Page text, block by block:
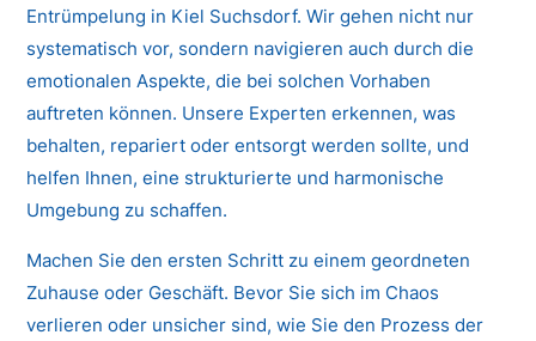
Entrümpelung in Kiel Suchsdorf. Wir gehen nicht nur
systematisch vor, sondern navigieren auch durch die
emotionalen Aspekte, die bei solchen Vorhaben
auftreten können. Unsere Experten erkennen, was
behalten, repariert oder entsorgt werden sollte, und
helfen Ihnen, eine strukturierte und harmonische
Umgebung zu schaffen.
Machen Sie den ersten Schritt zu einem geordneten
Zuhause oder Geschäft. Bevor Sie sich im Chaos
verlieren oder unsicher sind, wie Sie den Prozess der